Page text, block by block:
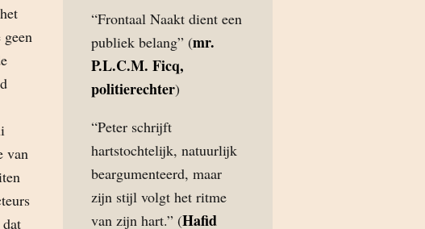
van
“Frontaal Naakt dient een
publiek belang” (mr.
P.L.C.M. Ficq,
politierechter)
“Peter schrijft
hartstochtelijk, natuurlijk
beargumenteerd, maar
zijn stijl volgt het ritme
van zijn hart.” (Hafid